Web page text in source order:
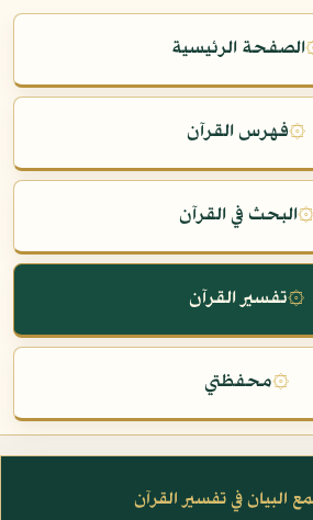
الصفحة الرئيسية
۞فهرس القرآن
۞البحث في القرآن
۞تفسير القرآن
۞محفظتي
البيان في تفسير القرآن